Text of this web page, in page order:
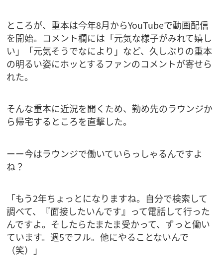
ところが、重本は今年8月からYouTubeで動画配信
を開始。コメント欄には「元気な様子がみれて嬉し
い」「元気そうでなにより」など、久しぶりの重本
の明るい姿にホッとするファンのコメントが寄せら
れた。
そんな重本に近況を聞くため、勤め先のラウンジか
ら帰宅するところを直撃した。
ーー今はラウンジで働いていらっしゃるんですよ
ね？
「もう2年ちょっとになりますね。自分で検索して
調べて、『面接したいんです』って電話して行った
んですよ。そしたらたまたま受かって、ずっと働い
ています。週5でフル。他にやることないんで
（笑）」